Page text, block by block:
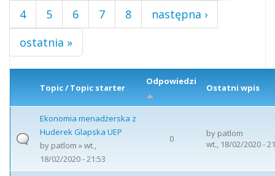
4
5 6 7 8
następna ›
ostatnia »
Topic / Topic starter
Odpowiedzi
Ostatni wpis
Ekonomia menadżerska z
Huderek Glapska UEP
by patlom » wt.,
18/02/2020 - 21:53
0 by patlom
wt., 18/02/2020 -